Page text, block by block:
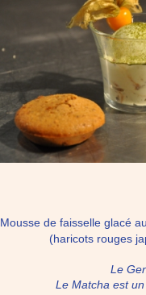
Mousse de faisselle glacé
(haricots rouges
Le
Le Matcha est